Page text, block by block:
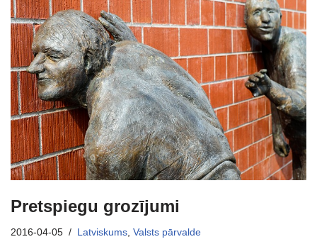
Pretspiegu grozījumi
2016-04-05 Latviskums Valsts pārvalde